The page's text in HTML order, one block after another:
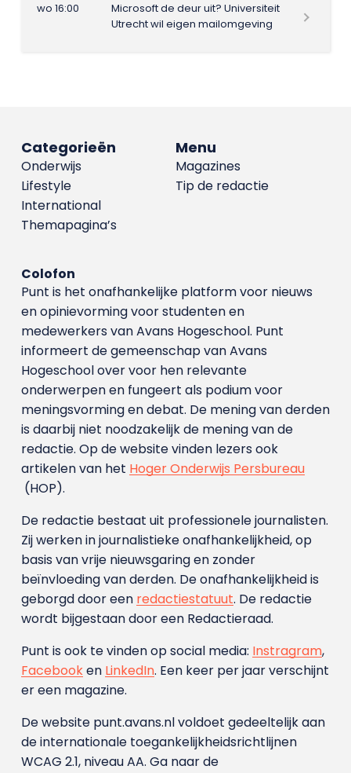
wo 16:00
Microsoft de deur uit? Universiteit
Utrecht wil eigen mailomgeving
Menu
Magazines
Tip de redactie
Categorieën
Onderwijs
Lifestyle
International
Themapagina’s
Colofon
Punt is het onafhankelijke platform voor nieuws
en opinievorming voor studenten en
medewerkers van Avans Hoge­school. Punt
informeert de gemeenschap van Avans
Hogeschool over voor hen relevante
onderwerpen en fungeert als podium voor
meningsvorming en debat. De mening van derden
is daarbij niet noodzakelijk de mening van de
redactie. Op de website vinden lezers ook
artikelen van het Hoger Onderwijs Persbureau
(HOP).
De redactie bestaat uit professionele journalisten.
Zij werken in journalistieke onafhankelijkheid, op
basis van vrije nieuwsgaring en zonder
beïnvloeding van derden. De onafhankelijkheid is
geborgd door een redactiestatuut. De redactie
wordt bijgestaan door een Redactieraad.
Punt is ook te vinden op social media: Instragram,
Facebooken LinkedIn. Een keer per jaar verschijnt
er een magazine.
De website punt.avans.nl voldoet gedeeltelijk aan
de internationale toegankelijkheidsrichtlijnen
WCAG 2.1, niveau AA. Ga naar de